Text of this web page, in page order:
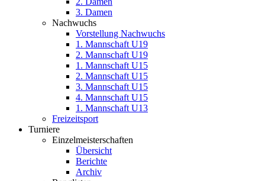
3. Damen
Nachwuchs
Vorstellung Nachwuchs
1. Mannschaft U19
2. Mannschaft U19
1. Mannschaft U15
2. Mannschaft U15
3. Mannschaft U15
4. Mannschaft U15
1. Mannschaft U13
Freizeitsport
Turniere
Einzelmeisterschaften
Übersicht
Berichte
Archiv